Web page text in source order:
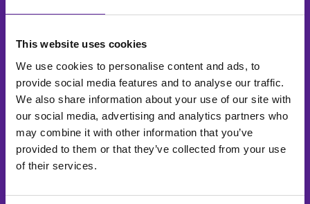
This website uses cookies
We use cookies to personalise content and ads, to
provide social media features and to analyse our traffic.
We also share information about your use of our site with
our social media, advertising and analytics partners who
may combine it with other information that you’ve
provided to them or that they’ve collected from your use
of their services.
kontakta oss för mer
Förnamn*
Efternamn *